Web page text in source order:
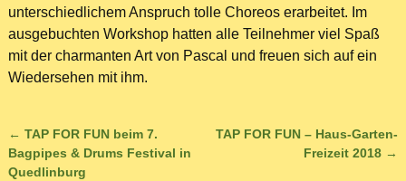
unterschiedlichem Anspruch tolle Choreos erarbeitet. Im
ausgebuchten Workshop hatten alle Teilnehmer viel Spaß
mit der charmanten Art von Pascal und freuen sich auf ein
Wiedersehen mit ihm.
Artikelnavigation
← TAP FOR FUN beim 7.
Bagpipes & Drums Festival in
Quedlinburg
TAP FOR FUN – Haus-Garten-
Freizeit 2018 →